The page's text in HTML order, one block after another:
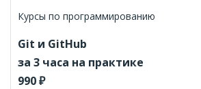
Курсы по программированию
Git и GitHub
за 3 часа на практике
990 ₽